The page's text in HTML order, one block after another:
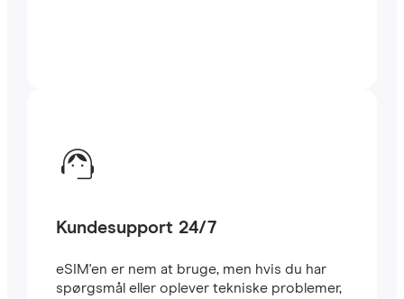
Kundesupport 24/7
eSIM'en er nem at bruge, men hvis du har
spørgsmål eller oplever tekniske problemer,